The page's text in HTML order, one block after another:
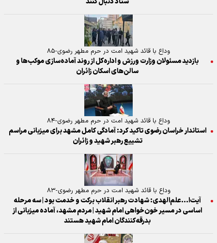
وداع با قائد شهید امت در حرم مطهر رضوی-۸۵
بازدید مسئولان وزارت ورزش و اداره‌کل از روند آماده‌سازی موکب‌ها و
سالن‌های اسکان زائران
وداع با قائد شهید امت در حرم مطهر رضوی-۸۴
استاندار خراسان رضوی تاکید کرد: آمادگی کامل مشهد برای میزبانی مراسم
تشییع رهبر شهید و زائران
وداع با قائد شهید امت در حرم مطهر رضوی-۸۳
آیت‌ا...علم‌الهدی: شهادت رهبر انقلاب برکت و خدمت بود | سه مرحله
اساسی در مسیر خون‌خواهی امام شهید | مردم مشهد، آماده میزبانی از
بدرقه‌کنندگان امام شهید هستند